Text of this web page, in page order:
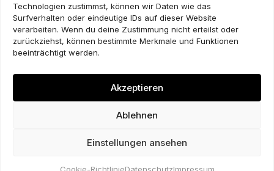
Technologien zustimmst, können wir Daten wie das
Surfverhalten oder eindeutige IDs auf dieser Website
verarbeiten. Wenn du deine Zustimmung nicht erteilst oder
zurückziehst, können bestimmte Merkmale und Funktionen
beeinträchtigt werden.
Akzeptieren
Ablehnen
Einstellungen ansehen
© 2026, LUDWIG BLOCHBERGER